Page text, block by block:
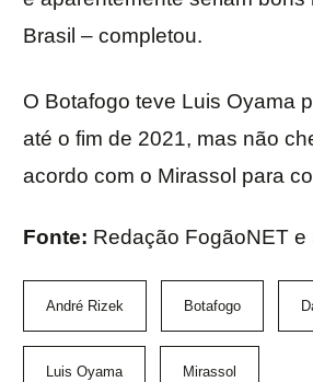
Brasil – completou.
O Botafogo teve Luis Oyama
até o fim de 2021, mas não
acordo com o Mirassol para
Fonte: Redação FogãoNET e
André Rizek Botafogo
Luis Oyama Mirassol